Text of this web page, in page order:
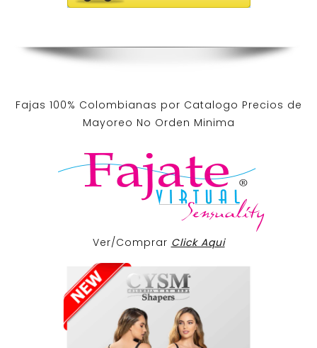
Fajas 100% Colombianas por Catalogo Precios de
Mayoreo No Orden Minima
Ver/Comprar Click Aqui